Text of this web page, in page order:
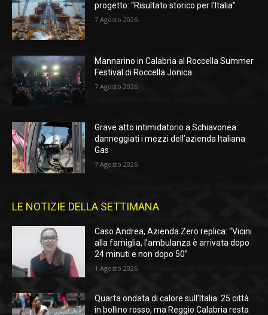
progetto: “Risultato storico per l’Italia”
7 Agosto 2026
Mannarino in Calabria al Roccella Summer
Festival di Roccella Jonica
7 Agosto 2026
Grave atto intimidatorio a Schiavonea:
danneggiati i mezzi dell’azienda Italiana
Gas
7 Agosto 2026
LE NOTIZIE DELLA SETTIMANA
Caso Andrea, Azienda Zero replica: “Vicini
alla famiglia, l’ambulanza è arrivata dopo
24 minuti e non dopo 50”
1 Agosto 2026
Quarta ondata di calore sull’Italia: 25 città
in bollino rosso, ma Reggio Calabria resta